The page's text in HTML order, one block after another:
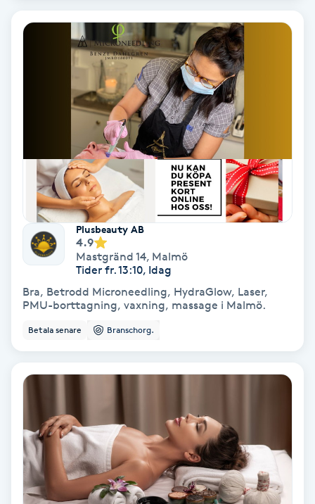
IPL hårborttagning
Japansk massage
Katun fransar
Kemisk peeling
Keratinbehandling
Kiropraktik
Klangmassage
Plusbeauty AB
4.9
Mastgränd 14, Malmö
Tider fr. 13:10, Idag
Bra, Betrodd Microneedling, HydraGlow, Laser,
PMU-borttagning, vaxning, massage i Malmö.
Betala senare Branschorg.